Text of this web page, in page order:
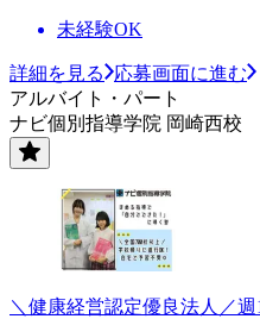
未経験OK
詳細を見る
応募画面に進む
アルバイト・パート
ナビ個別指導学院 岡崎西校
＼健康経営認定優良法人／